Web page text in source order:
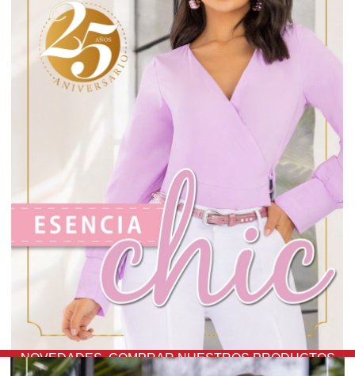
NOVEDADES,COMPRAR NUESTROS PRODUCTOS